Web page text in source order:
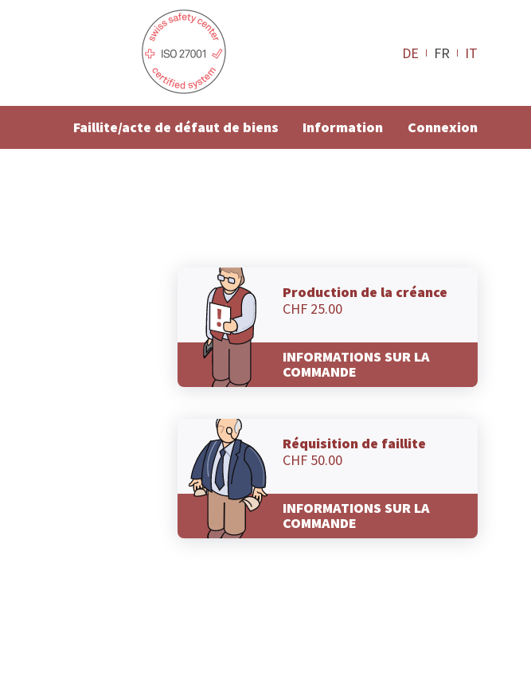
DE FR IT
Faillite/acte de défaut de biens Information Connexion
Production de la créance
CHF 25.00
INFORMATIONS SUR LA
COMMANDE
Réquisition de faillite
CHF 50.00
INFORMATIONS SUR LA
COMMANDE